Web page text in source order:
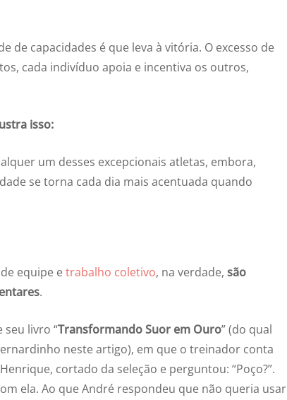
de capacidades é que leva à vitória. O excesso de
cada indivíduo apoia e incentiva os outros,
isso:
um desses excepcionais atletas, embora,
se torna cada dia mais acentuada quando
equipe etrabalho coletivo, na verdade, são
.
seu livro “Transformando Suor em Ouro” (do qual
neste artigo), em que o treinador conta
cortado da seleção e perguntou: “Poço?”.
ela. Ao que André respondeu que não queria usar